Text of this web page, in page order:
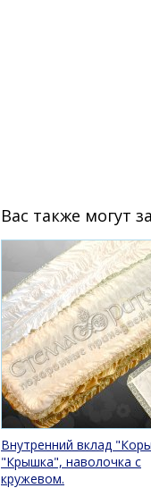
Вас также могут
Внутренний вклад
"Крышка", наволочка с
кружевом.